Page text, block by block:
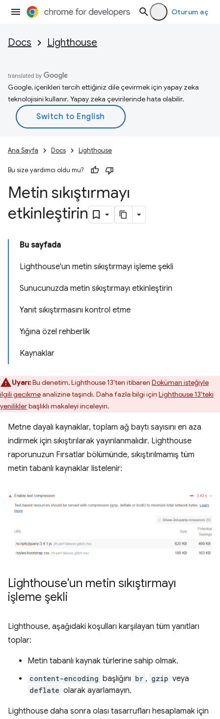
Oturum aç
Docs Lighthouse
Google, içerikleri tercih ettiğiniz dile çevirmek için yapay zeka
teknolojisini kullanır. Yapay zeka çevirilerinde hata olabilir.
Ana Sayfa Docs Lighthouse
Bu size yardımcı oldu mu?
Metin sıkıştırmayı
etkinleştirin
Bu sayfada
Lighthouse'un metin sıkıştırmayı işleme şekli
Sunucunuzda metin sıkıştırmayı etkinleştirin
Yanıt sıkıştırmasını kontrol etme
Yığına özel rehberlik
Kaynaklar
Uyarı:Bu denetim, Lighthouse 13'ten itibaren Doküman isteğiyle
ilgili gecikmeanalizine taşındı. Daha fazla bilgi için Lighthouse 13'teki
yeniliklerbaşlıklı makaleyi inceleyin.
Metne dayalı kaynaklar, toplam ağ baytı sayısını en aza
indirmek için sıkıştırılarak yayınlanmalıdır. Lighthouse
raporunuzun Fırsatlar bölümünde, sıkıştırılmamış tüm
metin tabanlı kaynaklar listelenir:
Lighthouse'un metin sıkıştırmayı
işleme şekli
Lighthouse, aşağıdaki koşulları karşılayan tüm yanıtları
toplar:
Metin tabanlı kaynak türlerine sahip olmak.
content-encoding başlığını br , gzip veya
deflate olarak ayarlamayın.
Lighthouse daha sonra olası tasarrufları hesaplamak için